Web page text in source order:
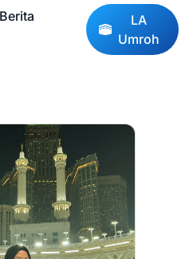
Berita
LA
Umroh